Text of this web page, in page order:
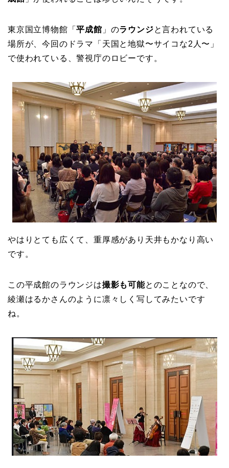
東京国立博物館「平成館 」のラウンジと言われている
場所が、今回のドラマ「天国と地獄〜サイコな2人〜」
で使われている、警視庁のロビーです。
やはりとても広くて、重厚感があり天井もかなり高い
です。
この平成館のラウンジは撮影も可能とのことなので、
綾瀬はるかさんのように凛々しく写してみたいです
ね。